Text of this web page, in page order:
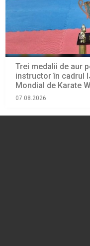
Trei medalii de aur
instructor în cadrul
Mondial de Karate
07.08.2026